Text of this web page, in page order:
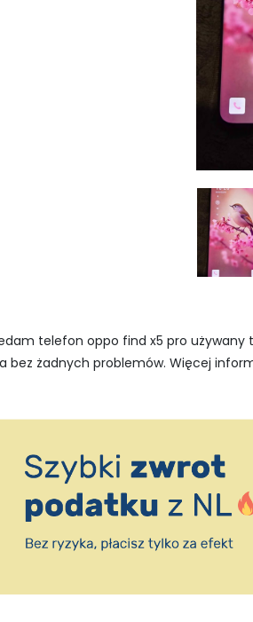
telefon oppo find x5 pro używany
bez żadnych problemów. Więcej